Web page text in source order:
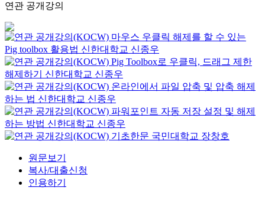
연관 공개강의
마우스 우클릭 해제를 할 수 있는
Pig toolbox 활용법 신한대학교 신종우
Pig Toolbox로 우클릭, 드래그 제한
해제하기
신한대학교 신종우
온라인에서 파일 압축 및 압축 해제
하는 법 신한대학교 신종우
파워포인트 자동 저장 설정 및 해제
하는 방법 신한대학교 신종우
기초한문 국민대학교 장창호
원문보기
복사/대출신청
인용하기